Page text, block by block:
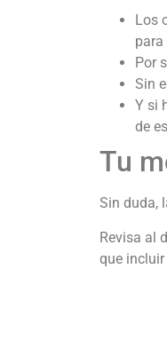
Los
Por
Sin
Y si
de
Tu
Sin duda,
Revisa al
que